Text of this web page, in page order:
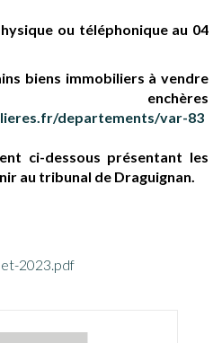
ou téléphonique au 04
biens immobiliers à vendre
departements/var-83
ci-dessous présentant les
au tribunal de Draguignan.
2023.pdf